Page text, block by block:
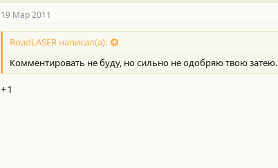
19 Мар 2011
RoadLASER написал(а):
Комментировать не буду, но сильно не одобряю твою затею.
+1